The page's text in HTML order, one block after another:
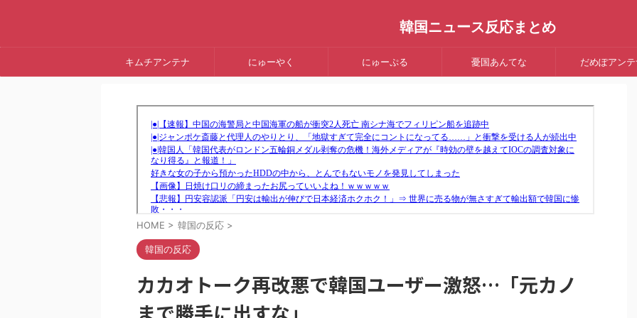
韓国ニュース反応まとめ
キムチアンテナ にゅーやく にゅーぷる 憂国あんてな だめぽアンテ
HOME > 韓国の反応 >
韓国の反応
カカオトーク再改悪で韓国ユーザー激怒…「元カノ